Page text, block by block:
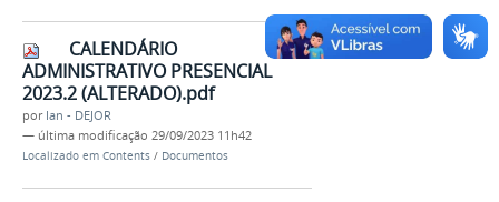
CALENDÁRIO
ADMINISTRATIVO PRESENCIAL
2023.2 (ALTERADO).pdf
por Ian - DEJOR
— última modificação 29/09/2023 11h42
Localizado em Contents / Documentos